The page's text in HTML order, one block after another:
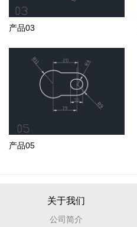
产品03
产品05
关于我们
公司简介